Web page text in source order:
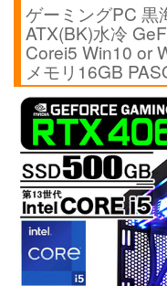
ゲーミングPC 黒
ATX(BK)水冷
Corei5 Win10 or
メモリ16GB